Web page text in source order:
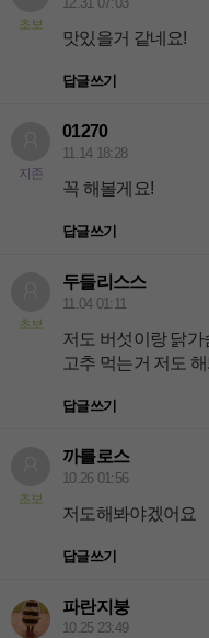
초보
맛있을거 같네요!
답글쓰기
지존
01270
11.14 18:28
꼭 해볼게요!
답글쓰기
초보
두들리스스
11.04 01:11
저도 버섯이랑 닭
고추 먹는거 저도
답글쓰기
초보
까를로스
10.26 01:56
저도해봐야겠어요
답글쓰기
파란지붕
10.25 23:49